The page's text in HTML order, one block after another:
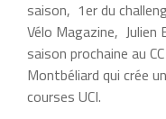
saison, 1er du
Vélo Magazine,
saison prochaine au
Montbéliard qui crée
courses UCI.